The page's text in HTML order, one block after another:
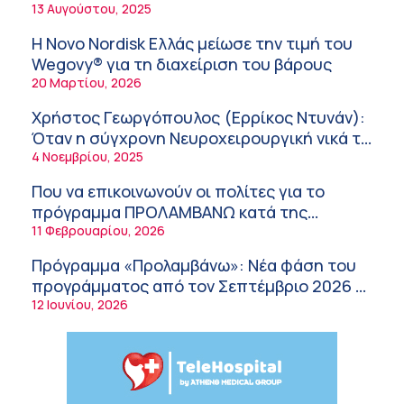
«Σε πέντε χρόνια μπορεί να έχουμε
θεραπεία που αναστέλλει την εξέλιξη του
Πάρκινσον»
9:24 πμ
Αντώνης Βουκλαρής – «ΕΡΡΙΚΟΣ ΝΤΥΝΑΝ»
9:18 πμ
Πώς να προλάβετε και να αντιμετωπίσετε τη
διάρροια των ταξιδιωτών
8:30 πμ
Ευμενής Καραφυλλίδης (Metropolitan
General): Γιατί η διατροφή πρέπει να
καθοδηγείται από κλινικό διαιτολόγο;
7:37 πμ
Ιωάννης Μπολέτης – ΩΝΑΣΕΙΟ
5:42 πμ
Νικόλαος Παρασκευάς (ΥΓΕΙΑ): Τα
νοσοκομεία του δημοσίου συστήματος
13 Αυγούστου, 2025
Η Novo Nordisk Ελλάς μείωσε την τιμή του
Wegovy® για τη διαχείριση του βάρους
20 Μαρτίου, 2026
Χρήστος Γεωργόπουλος (Ερρίκος Ντυνάν):
Όταν η σύγχρονη Νευροχειρουργική νικά το
φόβο!
4 Νοεμβρίου, 2025
Που να επικοινωνούν οι πολίτες για το
πρόγραμμα ΠΡΟΛΑΜΒΑΝΩ κατά της
παχυσαρκίας
11 Φεβρουαρίου, 2026
Πρόγραμμα «Προλαμβάνω»: Νέα φάση του
προγράμματος από τον Σεπτέμβριο 2026 –
Δωρεάν προληπτικές εξετάσεις έως το
2030
12 Ιουνίου, 2026